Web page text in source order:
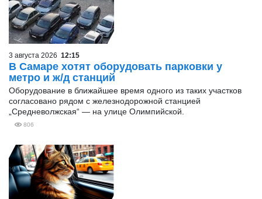
3 августа 2026 12:15
В Самаре хотят оборудовать парковки у
метро и ж/д станций
Оборудование в ближайшее время одного из таких участков
согласовано рядом с железнодорожной станцией
„Средневолжская“ — на улице Олимпийской.
806